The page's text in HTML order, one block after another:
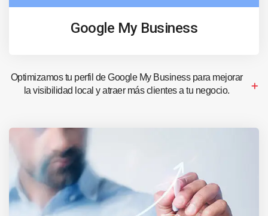
Google My Business
Optimizamos tu perfil de Google My Business para mejorar
la visibilidad local y atraer más clientes a tu negocio.